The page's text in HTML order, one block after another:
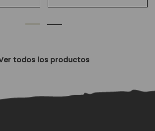
ver todos los productos